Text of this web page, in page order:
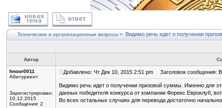
Технические и организационные вопросы > Видимо речь идет о получении
Автор
hnoor0011
Абитуриент
Зарегистрирован:
10.12.2015
Сообщения: 2
Добавлено: Чт Дек 10, 2015 2:51 pm Заголовок сообщения:
Видимо речь идет о получении призовой суммы. Именно для
данных победителя конкурса от компании Форекс Евроклуб,
Во всех остальных случаях для перевода достаточно